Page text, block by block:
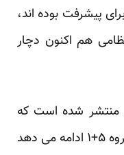
پیشرفت بوده اند،
هم اکنون دچار
منتشر شده است که
تیم دولت همچنان به مذاکرات با گروه ۵+۱ ادامه می دهد